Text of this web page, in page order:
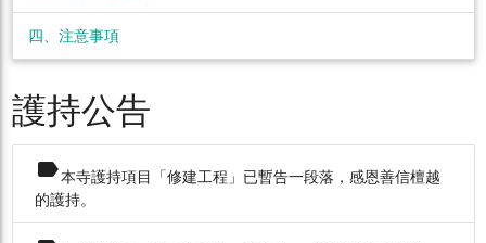
四、注意事項
護持公告
label本寺護持項目「修建工程」已暫告一段落，感恩善信檀越
的護持。